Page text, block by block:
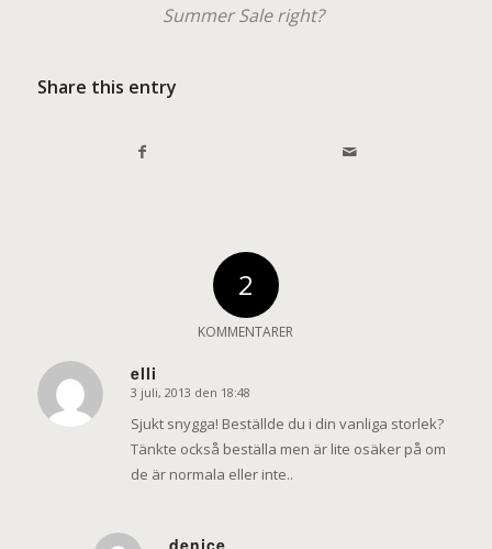
Summer Sale right?
Share this entry
2
KOMMENTARER
elli
says:
3 juli, 2013 den 18:48
Sjukt snygga! Beställde du i din vanliga storlek?
Tänkte också beställa men är lite osäker på om
de är normala eller inte..
denice